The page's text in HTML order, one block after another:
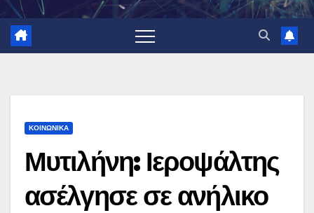
ΚΟΙΝΩΝΙΚΑ
Μυτιλήνη: Ιεροψάλτης
ασέλγησε σε ανήλικο